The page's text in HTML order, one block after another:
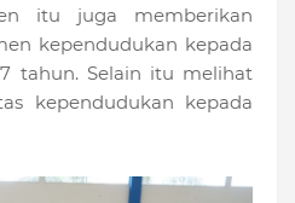
itu juga memberikan
kependudukan kepada
tahun. Selain itu melihat
kependudukan kepada